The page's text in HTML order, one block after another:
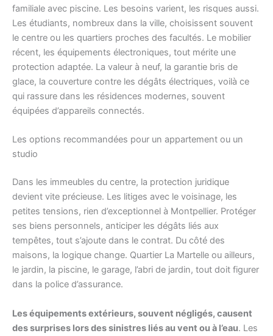
familiale avec piscine. Les besoins varient, les risques aussi.
Les étudiants, nombreux dans la ville, choisissent souvent
le centre ou les quartiers proches des facultés. Le mobilier
récent, les équipements électroniques, tout mérite une
protection adaptée. La valeur à neuf, la garantie bris de
glace, la couverture contre les dégâts électriques, voilà ce
qui rassure dans les résidences modernes, souvent
équipées d’appareils connectés.
Les options recommandées pour un appartement ou un
studio
Dans les immeubles du centre, la protection juridique
devient vite précieuse. Les litiges avec le voisinage, les
petites tensions, rien d’exceptionnel à Montpellier. Protéger
ses biens personnels, anticiper les dégâts liés aux
tempêtes, tout s’ajoute dans le contrat. Du côté des
maisons, la logique change. Quartier La Martelle ou ailleurs,
le jardin, la piscine, le garage, l’abri de jardin, tout doit figurer
dans la police d’assurance.
Les équipements extérieurs, souvent négligés, causent
des surprises lors des sinistres liés au vent ou à l’eau. Les